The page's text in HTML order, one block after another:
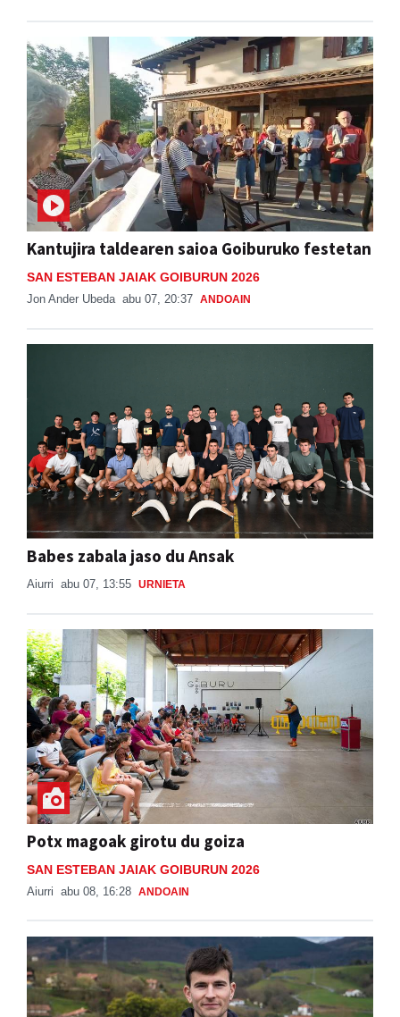
Kantujira taldearen saioa Goiburuko festetan
SAN ESTEBAN JAIAK GOIBURUN 2026
Jon Ander Ubeda abu 07, 20:37 ANDOAIN
Babes zabala jaso du Ansak
Aiurri abu 07, 13:55 URNIETA
Potx magoak girotu du goiza
SAN ESTEBAN JAIAK GOIBURUN 2026
Aiurri abu 08, 16:28 ANDOAIN